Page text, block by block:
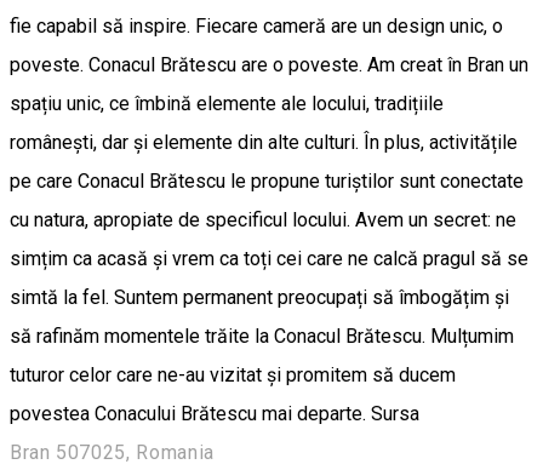
fie capabil să inspire. Fiecare cameră are un design unic, o
poveste. Conacul Brătescu are o poveste. Am creat în Bran un
spațiu unic, ce îmbină elemente ale locului, tradițiile
românești, dar și elemente din alte culturi. În plus, activitățile
pe care Conacul Brătescu le propune turiștilor sunt conectate
cu natura, apropiate de specificul locului. Avem un secret: ne
simțim ca acasă și vrem ca toți cei care ne calcă pragul să se
simtă la fel. Suntem permanent preocupați să îmbogățim și
să rafinăm momentele trăite la Conacul Brătescu. Mulțumim
tuturor celor care ne-au vizitat și promitem să ducem
povestea Conacului Brătescu mai departe. Sursa
Bran 507025, Romania